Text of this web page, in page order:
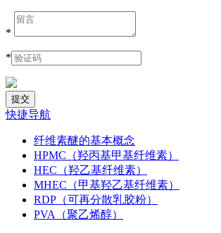
*
*
快捷导航
纤维素醚的基本概念
HPMC（羟丙基甲基纤维素）
HEC（羟乙基纤维素）
MHEC（甲基羟乙基纤维素）
RDP（可再分散乳胶粉）
PVA（聚乙烯醇）